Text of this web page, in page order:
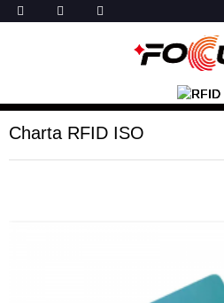
Charta RFID ISO